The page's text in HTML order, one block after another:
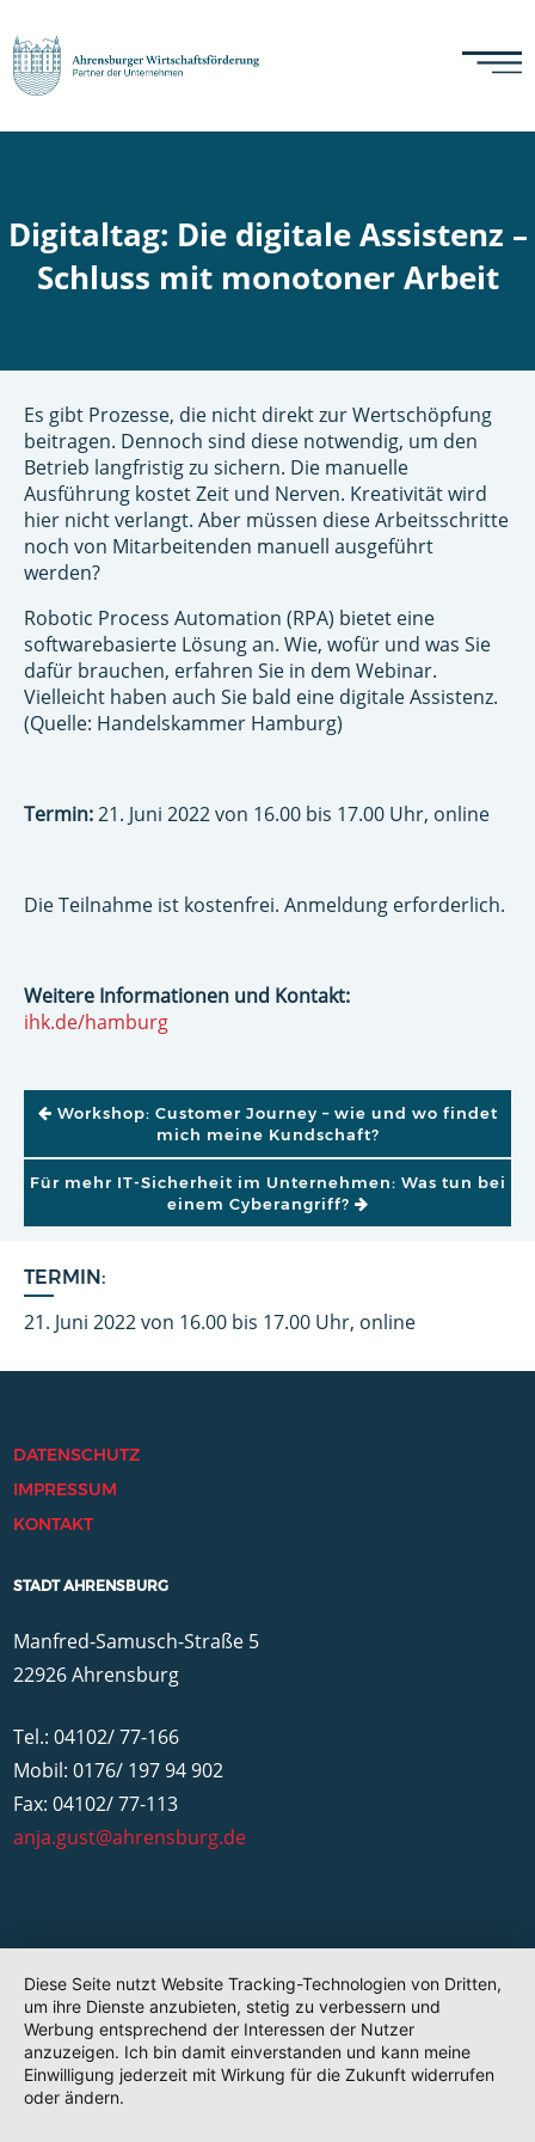
Digitaltag: Die digitale Assistenz –
Schluss mit monotoner Arbeit
TERMIN:
21. Juni 2022 von 16.00 bis 17.00 Uhr, online
Es gibt Prozesse, die nicht direkt zur Wertschöpfung
beitragen. Dennoch sind diese notwendig, um den
Betrieb langfristig zu sichern. Die manuelle
Ausführung kostet Zeit und Nerven. Kreativität wird
hier nicht verlangt. Aber müssen diese Arbeitsschritte
noch von Mitarbeitenden manuell ausgeführt
werden?
Robotic Process Automation (RPA) bietet eine
softwarebasierte Lösung an. Wie, wofür und was Sie
dafür brauchen, erfahren Sie in dem Webinar.
Vielleicht haben auch Sie bald eine digitale Assistenz.
(Quelle: Handelskammer Hamburg)
Termin:21. Juni 2022 von 16.00 bis 17.00 Uhr, online
Die Teilnahme ist kostenfrei. Anmeldung erforderlich.
Weitere Informationen und Kontakt:
ihk.de/hamburg
BEITRAGSNAVIGATION
Workshop: Customer Journey – wie und wo findet
mich meine Kundschaft?
Für mehr IT-Sicherheit im Unternehmen: Was tun bei
einem Cyberangriff?
DATENSCHUTZ
IMPRESSUM
KONTAKT
STADT AHRENSBURG
Manfred-Samusch-Straße 5
22926 Ahrensburg
Tel.: 04102/ 77-166
Mobil: 0176/ 197 94 902
Fax: 04102/ 77-113
anja.gust@ahrensburg.de
Diese Seite nutzt Website Tracking-Technologien von Dritten,
um ihre Dienste anzubieten, stetig zu verbessern und
Werbung entsprechend der Interessen der Nutzer
anzuzeigen. Ich bin damit einverstanden und kann meine
Einwilligung jederzeit mit Wirkung für die Zukunft widerrufen
oder ändern.